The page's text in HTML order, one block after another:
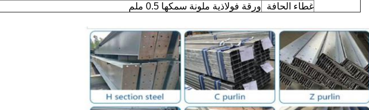
غطاء الحافة
ورقة فولاذية ملونة سمكها 0.5 ملم